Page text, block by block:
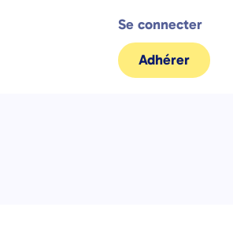
Se connecter
Adhérer